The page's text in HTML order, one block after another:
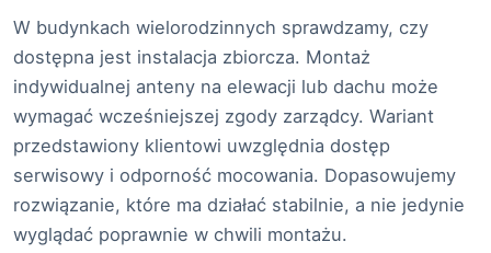
W budynkach wielorodzinnych sprawdzamy, czy
dostępna jest instalacja zbiorcza. Montaż
indywidualnej anteny na elewacji lub dachu może
wymagać wcześniejszej zgody zarządcy. Wariant
przedstawiony klientowi uwzględnia dostęp
serwisowy i odporność mocowania. Dopasowujemy
rozwiązanie, które ma działać stabilnie, a nie jedynie
wyglądać poprawnie w chwili montażu.